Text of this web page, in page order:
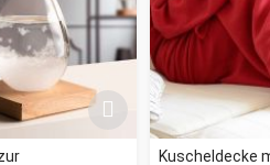
Kuscheldecke